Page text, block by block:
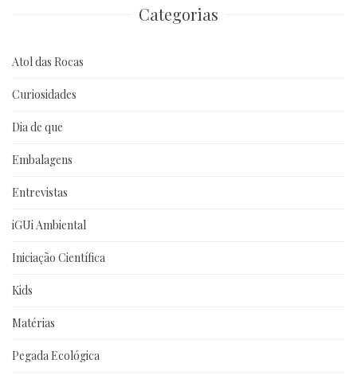
Categorias
Atol das Rocas
Curiosidades
Dia de que
Embalagens
Entrevistas
iGUi Ambiental
Iniciação Científica
Kids
Matérias
Pegada Ecológica